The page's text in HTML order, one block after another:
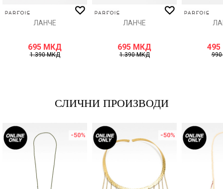
ЛАНЧЕ
695 МКД
1.390МКД
ЛАНЧЕ
695 МКД
1.390МКД
495
990
СЛИЧНИ ПРОИЗВОДИ
-50% -50%